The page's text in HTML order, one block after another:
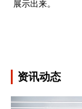
展示出来。
资讯动态